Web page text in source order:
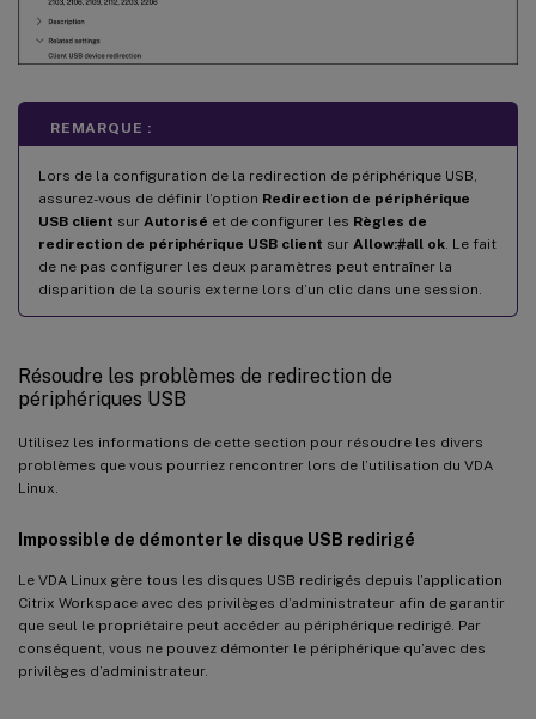
REMARQUE :
Lors de la configuration de la redirection de périphérique USB,
assurez-vous de définir l’option Redirection de périphérique
USB client sur Autorisé et de configurer les Règles de
redirection de périphérique USB client sur Allow:#all ok. Le fait
de ne pas configurer les deux paramètres peut entraîner la
disparition de la souris externe lors d’un clic dans une session.
Résoudre les problèmes de redirection de
périphériques USB
Utilisez les informations de cette section pour résoudre les divers
problèmes que vous pourriez rencontrer lors de l’utilisation du VDA
Linux.
Impossible de démonter le disque USB redirigé
Le VDA Linux gère tous les disques USB redirigés depuis l’application
Citrix Workspace avec des privilèges d’administrateur afin de garantir
que seul le propriétaire peut accéder au périphérique redirigé. Par
conséquent, vous ne pouvez démonter le périphérique qu’avec des
privilèges d’administrateur.